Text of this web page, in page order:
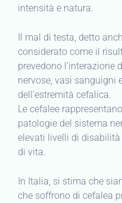
intensità e natura.
Il mal di testa, detto
considerato come il
prevedono l’interazione
nervose, vasi sanguigni
dell’estremità cefalica.
Le cefalee
patologie del sistema
elevati livelli di
di vita.
In Italia, si stima che
che soffrono di cefalea